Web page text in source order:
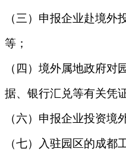
（三）申报企业赴境
等；
（四）境外属地政府
据、银行汇兑等有关凭
（六）申报企业投资
（七）入驻园区的成